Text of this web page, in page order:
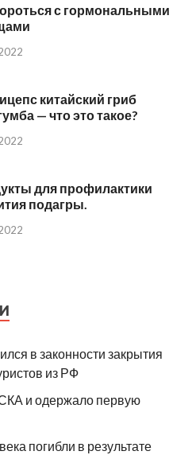
с гормональными
китайский гриб
— что это такое?
для профилактики
подагры.
в законности закрытия
из РФ
и одержало первую
погибли в результате